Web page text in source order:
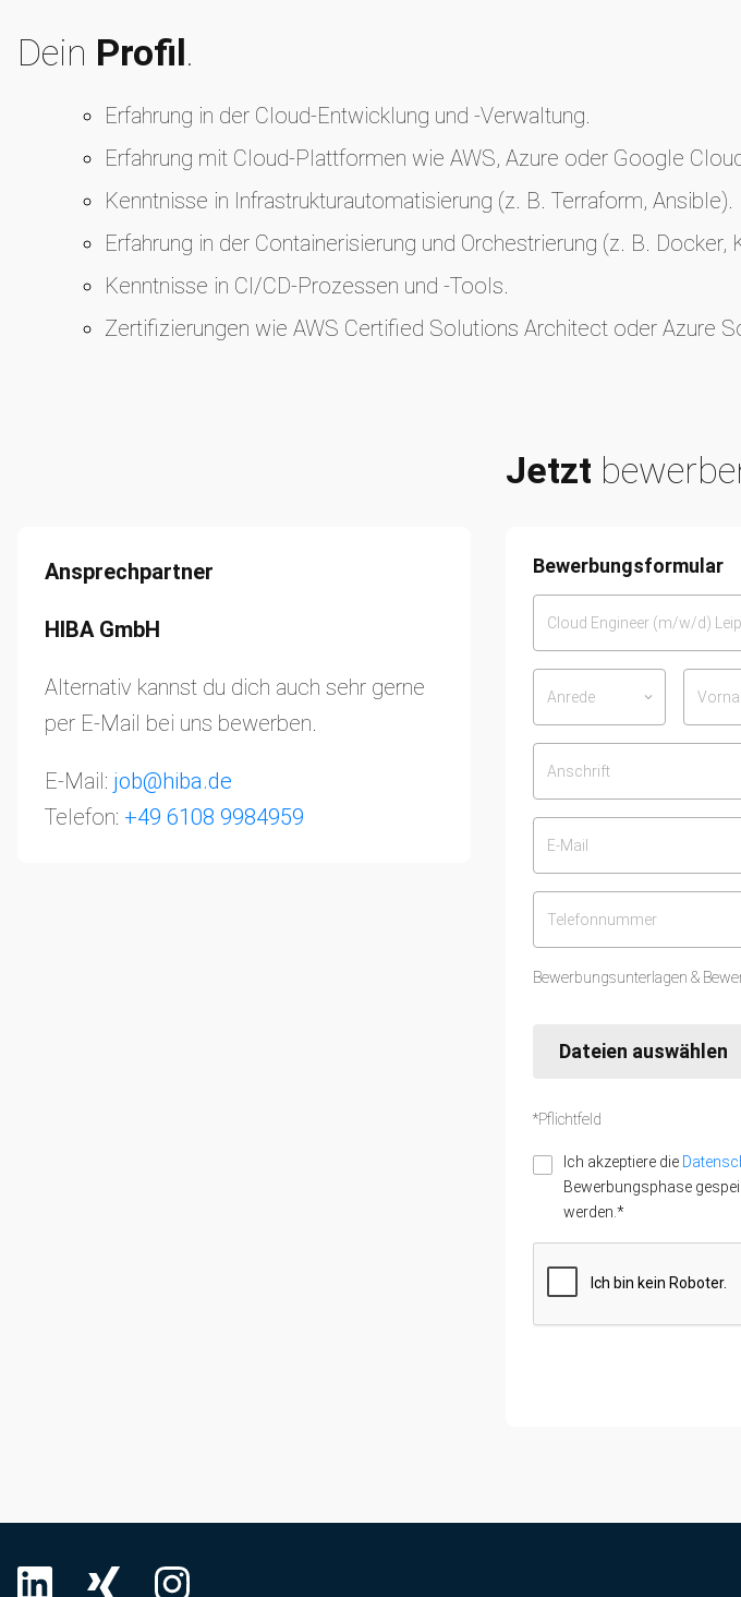
Dein Profil.
Erfahrung in der Cloud-Entwicklung und -Verwaltung.
Erfahrung mit Cloud-Plattformen wie AWS, Azure oder Google
Kenntnisse in Infrastrukturautomatisierung (z. B. Terraform, Ansible).
Erfahrung in der Containerisierung und Orchestrierung (z. B. Docker,
Kenntnisse in CI/CD-Prozessen und -Tools.
Zertifizierungen wie AWS Certified Solutions Architect oder Azure
Jetzt
Ansprechpartner
HIBA GmbH
Alternativ kannst du dich auch sehr gerne
per E-Mail bei uns bewerben.
E-Mail: job@hiba.de
Telefon: +49 6108 9984959
Bewerbungsformular
Anrede keyboard_arrow_down
Bewerbungsunterlagen &
Dateien auswählen
*Pflichtfeld
Ich akzeptiere die
Bewerbungsphase
werden.*